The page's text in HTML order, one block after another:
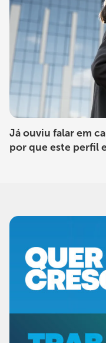
Já ouviu falar em
por que este perfil